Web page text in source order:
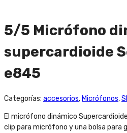
5/5 Micrófono
supercardioide
e845
Categorías: accesorios,Micrófonos,
El micrófono dinámico
clip para micrófono y una bolsa para